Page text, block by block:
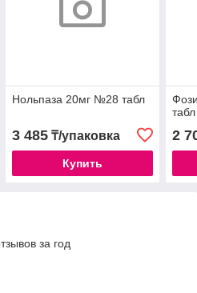
Нольпаза 20мг №28 табл
3 485₸/упаковка
Купить
2
за год